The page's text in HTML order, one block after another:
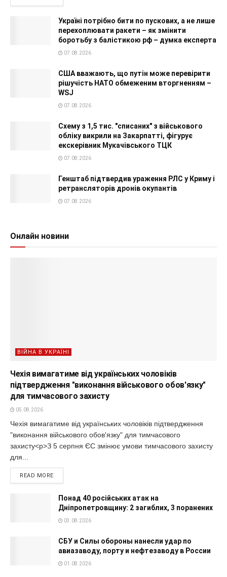
Україні потрібно бити по пускових, а не лише
перехоплювати ракети – як змінити
боротьбу з балістикою рф – думка експерта
07.08.2026
США вважають, що путін може перевірити
рішучість НАТО обмеженим вторгненням –
WSJ
07.08.2026
Схему з 1,5 тис. "списаних" з військового
обліку викрили на Закарпатті, фігурує
екскерівник Мукачівського ТЦК
07.08.2026
Генштаб підтвердив ураження РЛС у Криму і
ретрансляторів дронів окупантів
07.08.2026
Онлайн новини
ВІЙНА В УКРАЇНІ
Чехія вимагатиме від українських чоловіків
підтвердження "виконання військового обов'язку"
для тимчасового захисту
05.08.2026
Чехія вимагатиме від українських чоловіків підтвердження
"виконання військового обов'язку" для тимчасового
захисту<p>З 5 серпня ЄС змінює умови тимчасового захисту
для...
READ MORE
Понад 40 російських атак на
Дніпропетровщину: 2 загиблих, 3 поранених
03.08.2026
СБУ и Силы обороны нанесли удар по
авиазаводу, порту и нефтезаводу в России
01.08.2026